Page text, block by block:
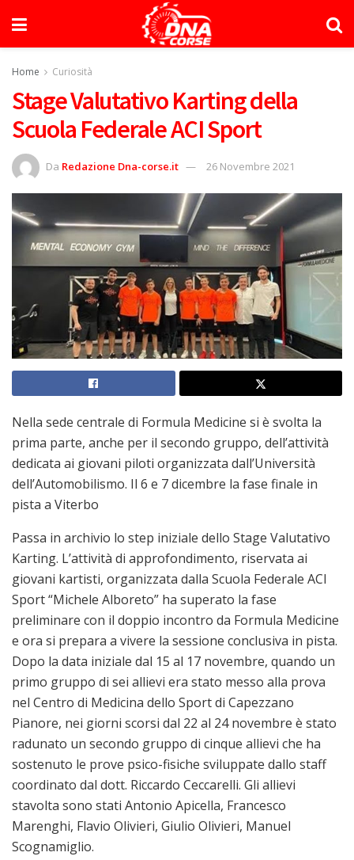
Home Curiosità
Stage Valutativo Karting della
Scuola Federale ACI Sport
Da Redazione Dna-corse.it 26 Novembre 2021
Nella sede centrale di Formula Medicine si è svolta la
prima parte, anche per il secondo gruppo, dell’attività
dedicata ai giovani piloti organizzata dall’Università
dell’Automobilismo. Il 6 e 7 dicembre la fase finale in
pista a Viterbo
Passa in archivio lo step iniziale dello Stage Valutativo
Karting. L’attività di approfondimento, riservata ai
giovani kartisti, organizzata dalla Scuola Federale ACI
Sport “Michele Alboreto” ha superato la fase
preliminare con il doppio incontro da Formula Medicine
e ora si prepara a vivere la sessione conclusiva in pista.
Dopo la data iniziale dal 15 al 17 novembre, quando un
primo gruppo di sei allievi era stato messo alla prova
nel Centro di Medicina dello Sport di Capezzano
Pianore, nei giorni scorsi dal 22 al 24 novembre è stato
radunato un secondo gruppo di cinque allievi che ha
sostenuto le prove psico-fisiche sviluppate dallo staff
coordinato dal dott. Riccardo Ceccarelli. Gli allievi
stavolta sono stati Antonio Apicella, Francesco
Marenghi, Flavio Olivieri, Giulio Olivieri, Manuel
Scognamiglio.